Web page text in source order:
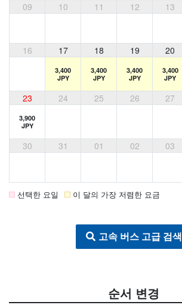
09 10 11 12 13
16 17 18 19 20
3,400
JPY
3,400
JPY
3,400
JPY
3,400
JPY
23 24 25 26 27
3,900
JPY
30 31 01 02 03
선택한 요일 이 달의 가장 저렴한 요금
고속 버스 고급 검색
순서 변경